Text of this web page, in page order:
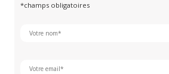
*champs obligatoires